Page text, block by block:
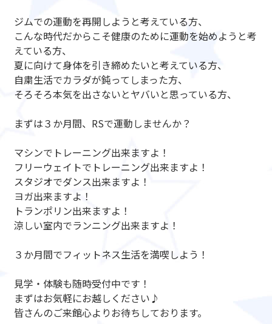
ジムでの運動を再開しようと考えている方、
こんな時代だからこそ健康のために運動を始めようと考
えている方、
夏に向けて身体を引き締めたいと考えている方、
自粛生活でカラダが鈍ってしまった方、
そろそろ本気を出さないとヤバいと思っている方、
まずは３か月間、RSで運動しませんか？
マシンでトレーニング出来ますよ！
フリーウェイトでトレーニング出来ますよ！
スタジオでダンス出来ますよ！
ヨガ出来ますよ！
トランポリン出来ますよ！
涼しい室内でランニング出来ますよ！
３か月間でフィットネス生活を満喫しよう！
見学・体験も随時受付中です！
まずはお気軽にお越しください♪
皆さんのご来館心よりお待ちしております。